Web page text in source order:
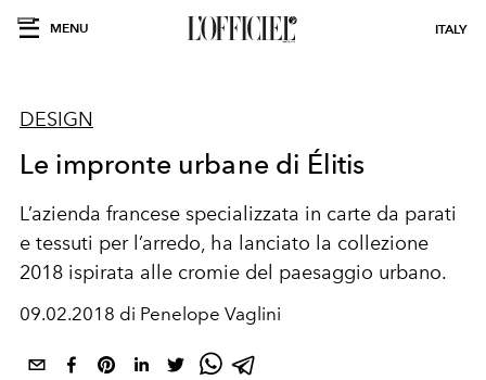
MENU ITALY
DESIGN
Le impronte urbane di Élitis
L’azienda francese specializzata in carte da parati
e tessuti per l’arredo, ha lanciato la collezione
2018 ispirata alle cromie del paesaggio urbano.
09.02.2018 di Penelope Vaglini